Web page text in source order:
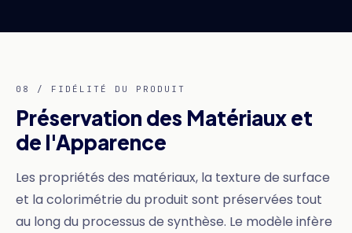
08 / FIDÉLITÉ DU PRODUIT
Préservation des Matériaux et
de l'Apparence
Les propriétés des matériaux, la texture de surface
et la colorimétrie du produit sont préservées tout
au long du processus de synthèse. Le modèle infère